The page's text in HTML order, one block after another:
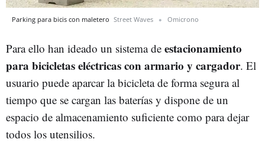
Parking para bicis con maletero Street Waves Omicrono
Para ello han ideado un sistema de estacionamiento
para bicicletas eléctricas con armario y cargador. El
usuario puede aparcar la bicicleta de forma segura al
tiempo que se cargan las baterías y dispone de un
espacio de almacenamiento suficiente como para dejar
todos los utensilios.